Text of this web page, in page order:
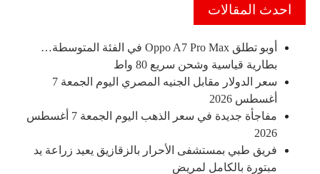
احدث المقالات
أوبو تطلق Oppo A7 Pro Max في الفئة المتوسطة…
بطارية قياسية وشحن سريع 80 واط
سعر الدولار مقابل الجنيه المصري اليوم الجمعة 7
أغسطس 2026
مفاجأة جديدة في سعر الذهب اليوم الجمعة 7 أغسطس
2026
فريق طبي بمستشفى الأحرار بالزقازيق يعيد زراعة يد
مبتورة بالكامل لمريض